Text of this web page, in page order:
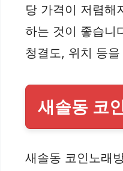
당 가격이 저렴해
하는 것이 좋습니
청결도, 위치 등
새솔동 코
새솔동 코인노래